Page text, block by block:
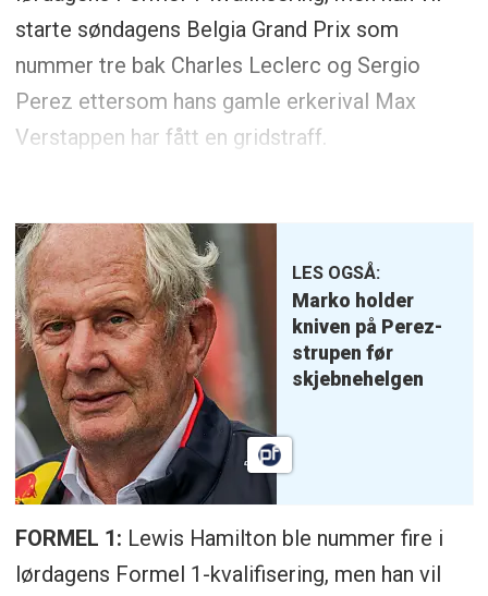
starte søndagens Belgia Grand Prix som
nummer tre bak Charles Leclerc og Sergio
Perez ettersom hans gamle erkerival Max
Verstappen har fått en gridstraff.
LES OGSÅ:
Marko holder
kniven på Perez-
strupen før
skjebnehelgen
FORMEL 1: Lewis Hamilton ble nummer fire i
lørdagens Formel 1-kvalifisering, men han vil